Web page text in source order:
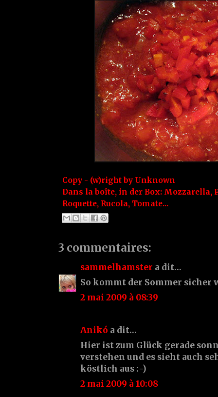
Copy - (w)right by Unknown
Dans la boîte, in der Box: Mozzarella,
Roquette, Rucola, Tomate...
3 commentaires:
sammelhamster a dit…
So kommt der Sommer sicher
2 mai 2009 à 08:39
Anikó a dit…
Hier ist zum Glück gerade
verstehen und es sieht auch
köstlich aus :-)
2 mai 2009 à 10:08